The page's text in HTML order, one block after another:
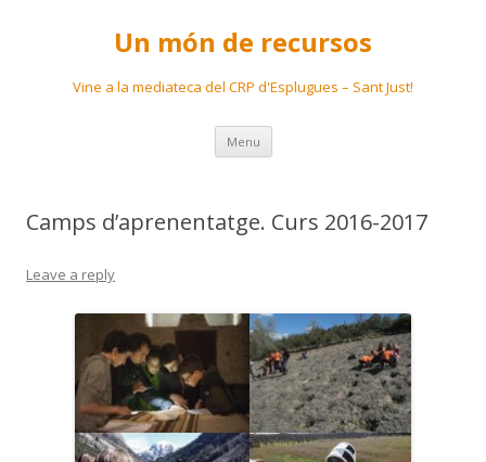
Un món de recursos
Vine a la mediateca del CRP d'Esplugues – Sant Just!
Menu Skip
content
Camps d’aprenentatge. Curs 2016-2017
Leave a reply